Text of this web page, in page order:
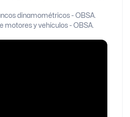
dinamométricos - OBSA.
motores y vehículos - OBSA.